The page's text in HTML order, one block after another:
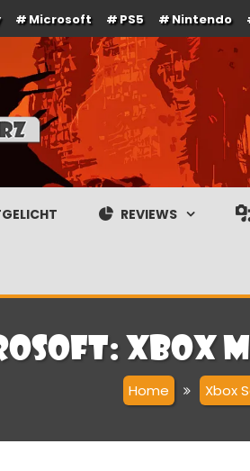
Microsoft PS5 Nintendo
nieuws, reviews, coverage en
REVIEWS
Xbox
Home Xbox